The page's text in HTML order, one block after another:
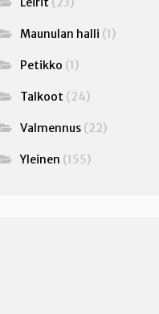
Maunulan halli (1)
Petikko (1)
Talkoot (24)
Valmennus (22)
Yleinen (155)